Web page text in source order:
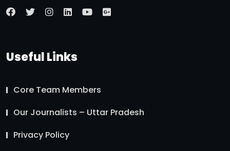
Useful Links
Core Team Members
Our Journalists – Uttar Pradesh
Privacy Policy